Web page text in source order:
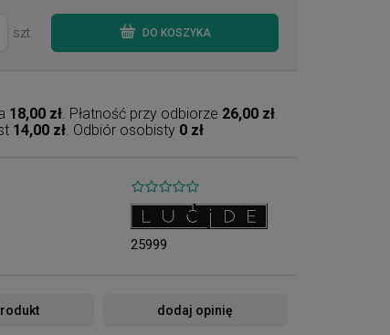
szt. DO KOSZYKA
18,00 zł. Płatność przy odbiorze 26,00 zł.
14,00 zł. Odbiór osobisty 0 zł
25999
dodaj opinię